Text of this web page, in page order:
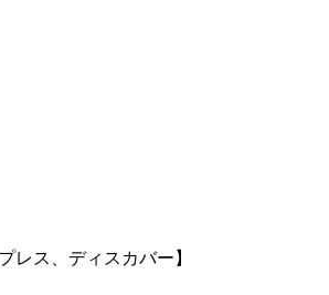
レス、ディスカバー】